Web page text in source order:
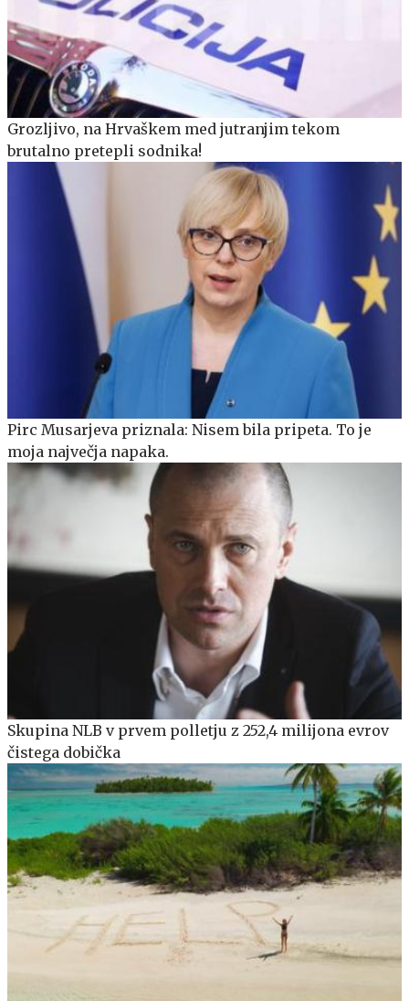
Grozljivo, na Hrvaškem med jutranjim tekom
brutalno pretepli sodnika!
Pirc Musarjeva priznala: Nisem bila pripeta. To je
moja največja napaka.
Skupina NLB v prvem polletju z 252,4 milijona evrov
čistega dobička